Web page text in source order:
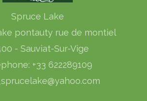
Spruce Lake
pontauty rue de montiel
- Sauviat-Sur-Vige
+33 622289109